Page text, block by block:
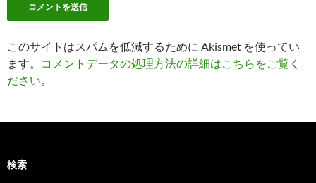
このサイトはスパムを低減するために Akismet を使ってい
ます。
コメントデータの処理方法の詳細はこちらをご覧く
ださい。
検索